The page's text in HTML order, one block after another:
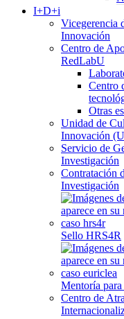
I+D+i
Vicegerencia
Innovación
Centro de
RedLabU
Centro
Otras
Unidad de
Innovación
Servicio de
Investigación
Contratación
Investigación
Sello HRS4R
Mentoría
Centro de